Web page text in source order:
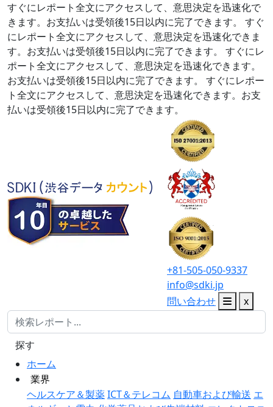
すぐにレポート全文にアクセスして、意思決定を迅速化で
きます。お支払いは受領後15日以内に完了できます。
すぐ
にレポート全文にアクセスして、意思決定を迅速化できま
す。お支払いは受領後15日以内に完了できます。
すぐにレ
ポート全文にアクセスして、意思決定を迅速化できます。
お支払いは受領後15日以内に完了できます。
すぐにレポー
ト全文にアクセスして、意思決定を迅速化できます。お支
払いは受領後15日以内に完了できます。
+81-505-050-9337
info@sdki.jp
問い合わせ
x
ホーム
業界
ヘルスケア＆製薬ICT＆テレコム 自動車および輸送 エ
探す